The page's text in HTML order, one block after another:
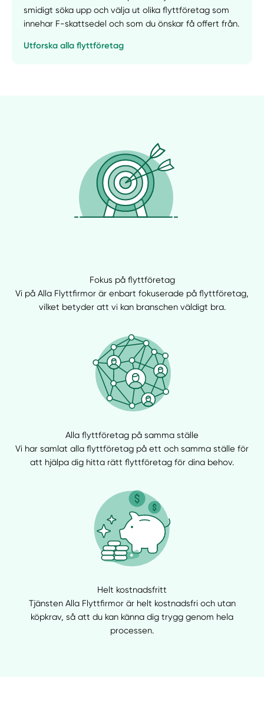
Få hjälp
smidigt söka upp och välja ut olika flyttföretag som
innehar F-skattsedel och som du önskar få offert från.
Utforska alla flyttföretag
Fokus på flyttföretag
Vi på Alla Flyttfirmor är enbart fokuserade på flyttföretag,
vilket betyder att vi kan branschen väldigt bra.
Alla flyttföretag på samma ställe
Vi har samlat alla flyttföretag på ett och samma ställe för
att hjälpa dig hitta rätt flyttföretag för dina behov.
Helt kostnadsfritt
Tjänsten Alla Flyttfirmor är helt kostnadsfri och utan
köpkrav, så att du kan känna dig trygg genom hela
processen.